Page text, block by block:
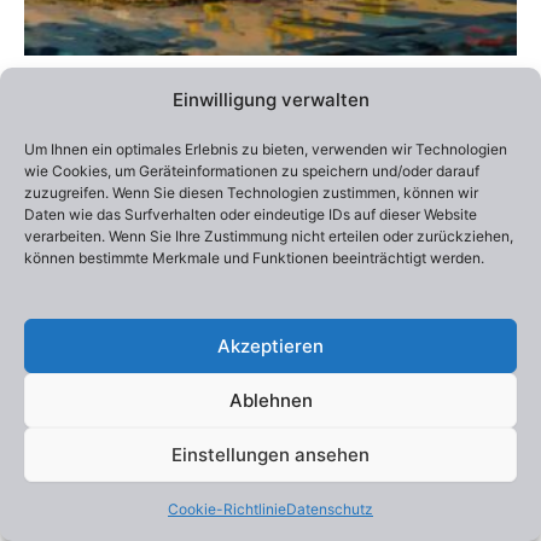
Einwilligung verwalten
Um Ihnen ein optimales Erlebnis zu bieten, verwenden wir Technologien
wie Cookies, um Geräteinformationen zu speichern und/oder darauf
zuzugreifen. Wenn Sie diesen Technologien zustimmen, können wir
Daten wie das Surfverhalten oder eindeutige IDs auf dieser Website
verarbeiten. Wenn Sie Ihre Zustimmung nicht erteilen oder zurückziehen,
können bestimmte Merkmale und Funktionen beeinträchtigt werden.
Akzeptieren
Ablehnen
Einstellungen ansehen
Cookie-RichtlinieDatenschutz
Edition 100
Otto Frühwach „In the South“
290,00€–550,00€
Ausführung wählen
Copyright © 2026 Otto Frühwach | Präsentiert von
WordPress-Theme